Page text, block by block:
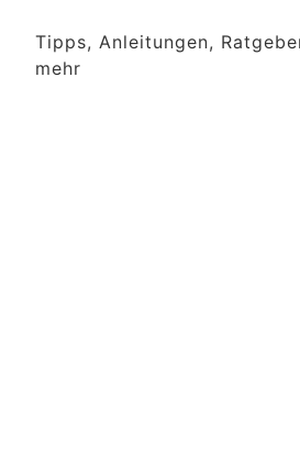
Tipps, Anleitungen,
mehr